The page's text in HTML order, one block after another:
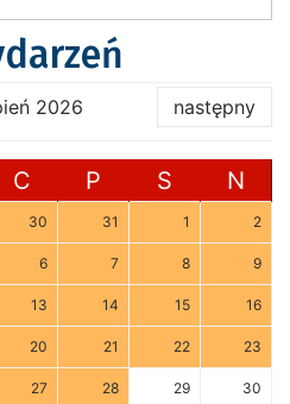
2026 następny
C P S N
30 31 1 2
6 7 8 9
13 14 15 16
20 21 22 23
27 28 29 30